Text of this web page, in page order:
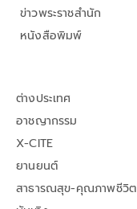
ข่าวพระราชสำนัก
หนังสือพิมพ์
ต่างประเทศ
อาชญากรรม
X-CITE
ยานยนต์
สาธารณสุข-คุณภาพชีวิต